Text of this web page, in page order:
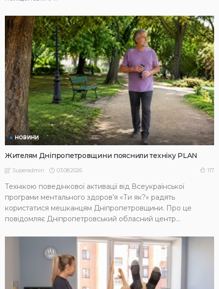
НОВИНИ
Жителям Дніпропетровщини пояснили техніку PLAN
Superadmin 03.08.2026 117
Технікою поведінкової активації від Всеукраїнської
програми ментального здоров’я «Ти як?» радять
користатися мешканцям Дніпропетровщини. Про це
повідомляє Дніпропетровський обласний центр...